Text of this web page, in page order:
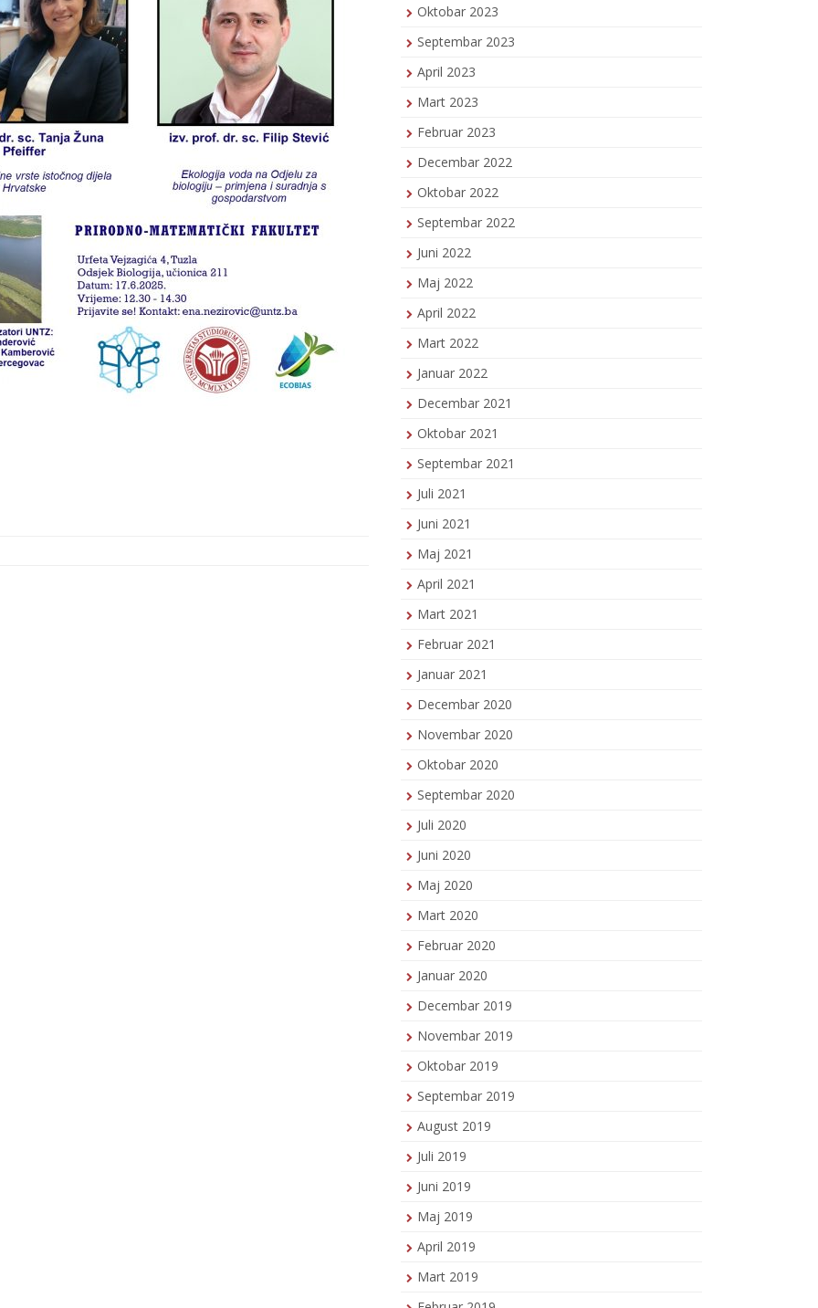
Oktobar 2023
Septembar 2023
April 2023
Mart 2023
Februar 2023
Decembar 2022
Oktobar 2022
Septembar 2022
Juni 2022
Maj 2022
April 2022
Mart 2022
Januar 2022
Decembar 2021
Oktobar 2021
Septembar 2021
Juli 2021
Juni 2021
Maj 2021
April 2021
Mart 2021
Februar 2021
Januar 2021
Decembar 2020
Novembar 2020
Oktobar 2020
Septembar 2020
Juli 2020
Juni 2020
Maj 2020
Mart 2020
Februar 2020
Januar 2020
Decembar 2019
Novembar 2019
Oktobar 2019
Septembar 2019
August 2019
Juli 2019
Juni 2019
Maj 2019
April 2019
Mart 2019